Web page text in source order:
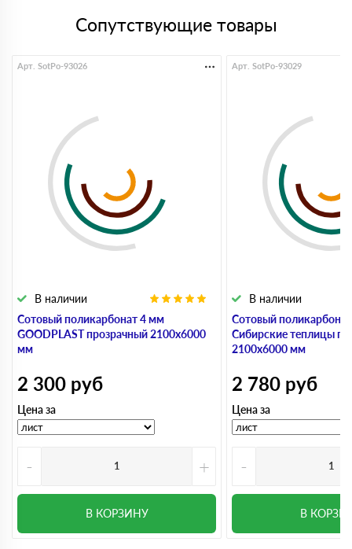
Сопутствующие товары
Сотовый поликарбонат 4 мм
GOODPLAST прозрачный 2100х6000
мм
В наличии
Арт. SotPo-93026
2 300 руб
Цена за
- +
В КОРЗИНУ
Сотовый
Сибирские теплицы
2100х6000 мм
В наличии
Арт. SotPo-93029
2 780 руб
Цена за
-
В